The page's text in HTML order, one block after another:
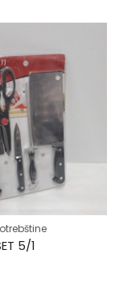
5/1